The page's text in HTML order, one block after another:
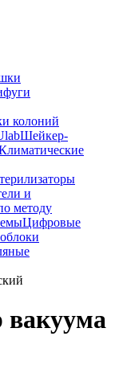
колоний
Шейкер-
и
методу
Цифровые
вакуума